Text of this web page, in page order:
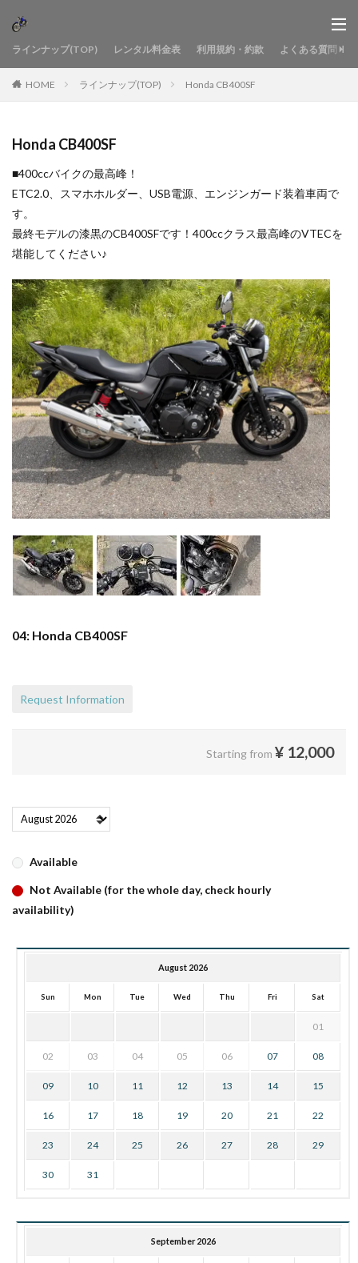
ラインナップ(TOP) レンタル料金表 利用規約・約款 よくある質問
HOME ラインナップ(TOP) Honda CB400SF
Honda CB400SF
■400ccバイクの最高峰！
ETC2.0、スマホホルダー、USB電源、エンジンガード装着車両で
す。
最終モデルの漆黒のCB400SFです！400ccクラス最高峰のVTECを
堪能してください♪
04: Honda CB400SF
Request Information
Starting from ¥ 12,000
Available
Not Available (for the whole day, check hourly
availability)
August 2026
Sun Mon Tue Wed Thu Fri Sat
01
02 03 04 05 06 07 08
09 10 11 12 13 14 15
16 17 18 19 20 21 22
23 24 25 26 27 28 29
30 31
September 2026